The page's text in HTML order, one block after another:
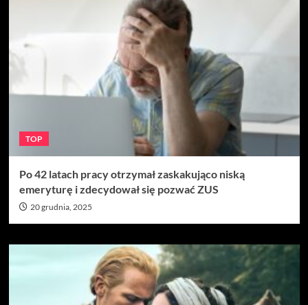
TOP
Po 42 latach pracy otrzymał zaskakująco niską
emeryturę i zdecydował się pozwać ZUS
20 grudnia, 2025